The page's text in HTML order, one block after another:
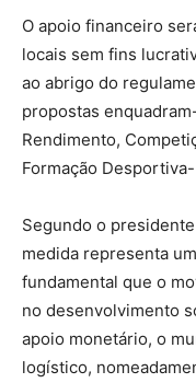
O apoio financeiro
locais sem fins
ao abrigo do
propostas
Rendimento,
Formação
Segundo o
medida representa
fundamental que o
no desenvolvimento
apoio monetário, o
logístico,